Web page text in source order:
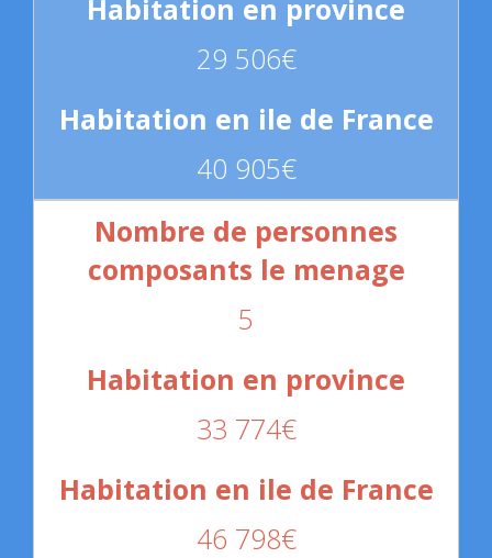
29 506€
40 905€
5
33 774€
46 798€